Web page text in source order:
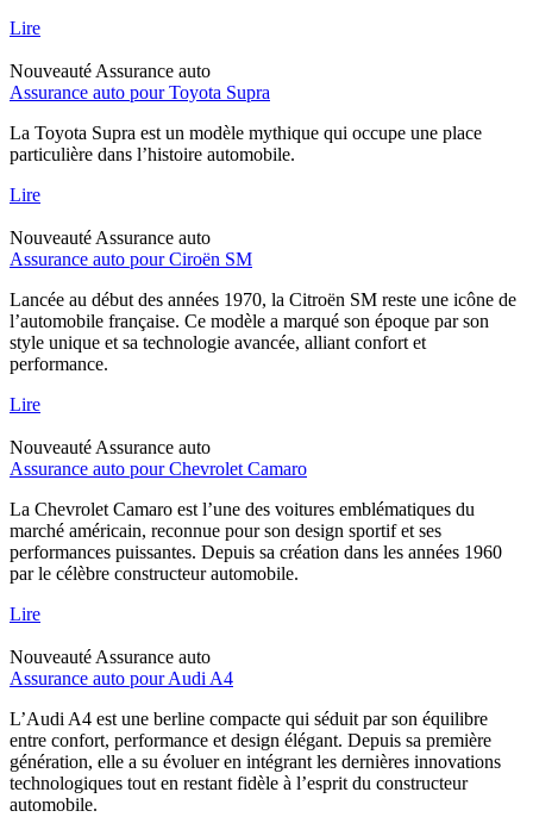
Lire
Nouveauté Assurance auto
Assurance auto pour Toyota Supra
La Toyota Supra est un modèle mythique qui occupe une place
particulière dans l’histoire automobile.
Lire
Nouveauté Assurance auto
Assurance auto pour Ciroën SM
Lancée au début des années 1970, la Citroën SM reste une icône de
l’automobile française. Ce modèle a marqué son époque par son
style unique et sa technologie avancée, alliant confort et
performance.
Lire
Nouveauté Assurance auto
Assurance auto pour Chevrolet Camaro
La Chevrolet Camaro est l’une des voitures emblématiques du
marché américain, reconnue pour son design sportif et ses
performances puissantes. Depuis sa création dans les années 1960
par le célèbre constructeur automobile.
Lire
Nouveauté Assurance auto
Assurance auto pour Audi A4
L’Audi A4 est une berline compacte qui séduit par son équilibre
entre confort, performance et design élégant. Depuis sa première
génération, elle a su évoluer en intégrant les dernières innovations
technologiques tout en restant fidèle à l’esprit du constructeur
automobile.